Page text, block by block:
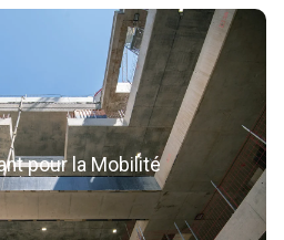
pour la Mobilité